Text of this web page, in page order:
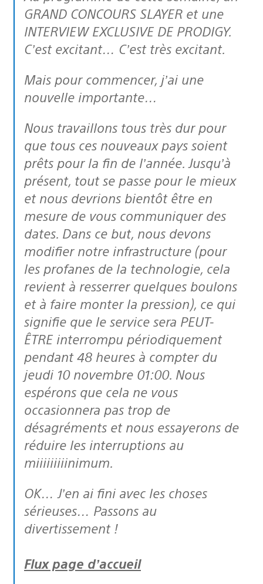
GRAND CONCOURS SLAYER et une
INTERVIEW EXCLUSIVE DE PRODIGY.
C’est excitant… C’est très excitant.
Mais pour commencer, j’ai une
nouvelle importante…
Nous travaillons tous très dur pour
que tous ces nouveaux pays soient
prêts pour la fin de l’année. Jusqu’à
présent, tout se passe pour le mieux
et nous devrions bientôt être en
mesure de vous communiquer des
dates. Dans ce but, nous devons
modifier notre infrastructure (pour
les profanes de la technologie, cela
revient à resserrer quelques boulons
et à faire monter la pression), ce qui
signifie que le service sera PEUT-
ÊTRE interrompu périodiquement
pendant 48 heures à compter du
jeudi 10 novembre 01:00. Nous
espérons que cela ne vous
occasionnera pas trop de
désagréments et nous essayerons de
réduire les interruptions au
miiiiiiiiinimum.
OK… J’en ai fini avec les choses
sérieuses… Passons au
divertissement !
Flux page d’accueil